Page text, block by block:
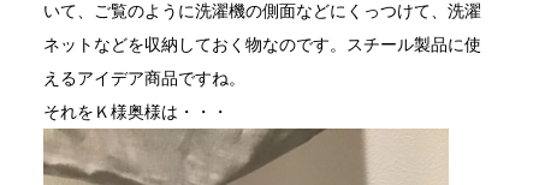
いて、ご覧のように洗濯機の側面などにくっつけて、洗濯
ネットなどを収納しておく物なのです。スチール製品に使
えるアイデア商品ですね。
それをＫ様奥様は・・・